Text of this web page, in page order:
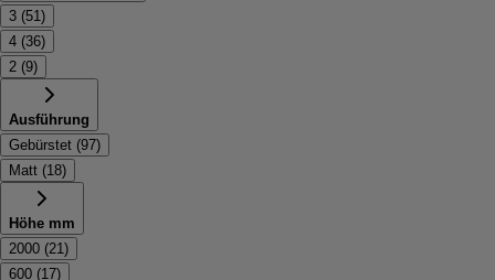
3 (51 )
4 (36)
2 (9)
Ausführung
Gebürstet (97)
Matt (18)
Höhe mm
2000 (21 )
600 (17)